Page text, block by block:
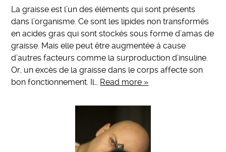
La graisse est l’un des éléments qui sont présents
dans l’organisme. Ce sont les lipides non transformés
en acides gras qui sont stockés sous forme d’amas de
graisse. Mais elle peut être augmentée à cause
d’autres facteurs comme la surproduction d’insuline.
Or, un excès de la graisse dans le corps affecte son
bon fonctionnement. Il… Read more »